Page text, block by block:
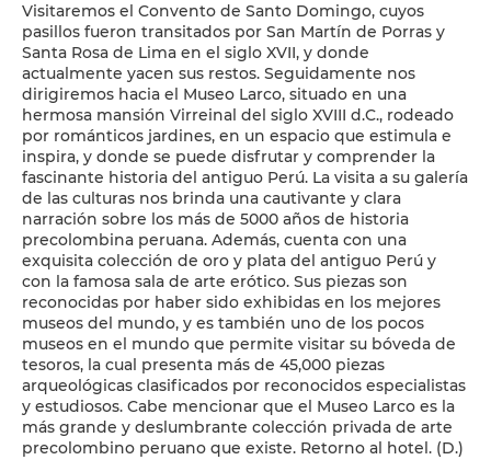
Visitaremos el Convento de Santo Domingo, cuyos
pasillos fueron transitados por San Martín de Porras y
Santa Rosa de Lima en el siglo XVII, y donde
actualmente yacen sus restos. Seguidamente nos
dirigiremos hacia el Museo Larco, situado en una
hermosa mansión Virreinal del siglo XVIII d.C., rodeado
por románticos jardines, en un espacio que estimula e
inspira, y donde se puede disfrutar y comprender la
fascinante historia del antiguo Perú. La visita a su galería
de las culturas nos brinda una cautivante y clara
narración sobre los más de 5000 años de historia
precolombina peruana. Además, cuenta con una
exquisita colección de oro y plata del antiguo Perú y
con la famosa sala de arte erótico. Sus piezas son
reconocidas por haber sido exhibidas en los mejores
museos del mundo, y es también uno de los pocos
museos en el mundo que permite visitar su bóveda de
tesoros, la cual presenta más de 45,000 piezas
arqueológicas clasificados por reconocidos especialistas
y estudiosos. Cabe mencionar que el Museo Larco es la
más grande y deslumbrante colección privada de arte
precolombino peruano que existe. Retorno al hotel. (D.)